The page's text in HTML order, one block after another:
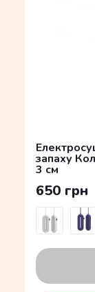
запаху
3 см
650 грн